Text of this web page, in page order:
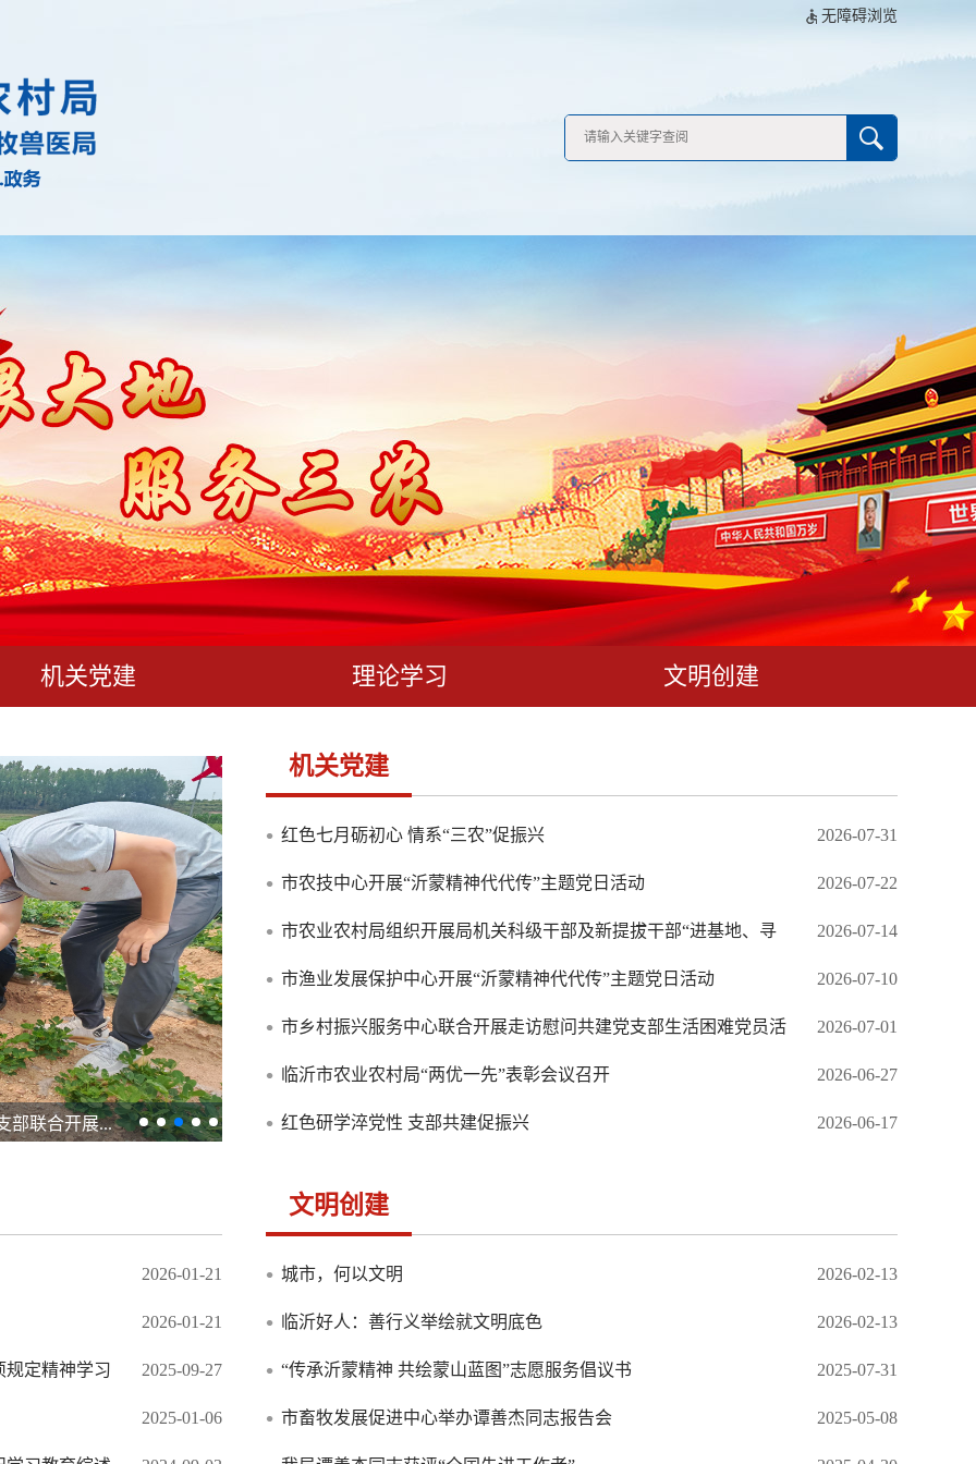
无障碍浏览
机关党建 理论学习 文明创建
部联合开展... 赓续廉政基因 担当时代重任——市、县、村三级党支部联合开展... 市农业农村
机关党建
2026-07-31
红色七月砺初心 情系“三农”促振兴
2026-07-22
市农技中心开展“沂蒙精神代代传”主题党日活动
2026-07-14
市农业农村局组织开展局机关科级干部及新提拔干部“进基地、寻
初心、受教育”活动 2026-07-10
市渔业发展保护中心开展“沂蒙精神代代传”主题党日活动
2026-07-01
市乡村振兴服务中心联合开展走访慰问共建党支部生活困难党员活
动 2026-06-27
临沂市农业农村局“两优一先”表彰会议召开
2026-06-17
红色研学淬党性 支部共建促振兴
2026-01-21
2026-01-21
2025-09-27
定精神学习
2025-01-06
文明创建
2026-02-13
城市，何以文明
2026-02-13
临沂好人：善行义举绘就文明底色
2025-07-31
“传承沂蒙精神 共绘蒙山蓝图”志愿服务倡议书
2025-05-08
市畜牧发展促进中心举办谭善杰同志报告会